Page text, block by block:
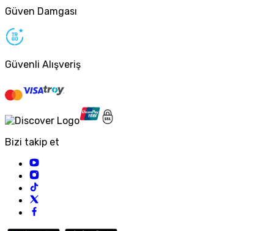
Güven Damgası
Güvenli Alışveriş
Bizi takip et